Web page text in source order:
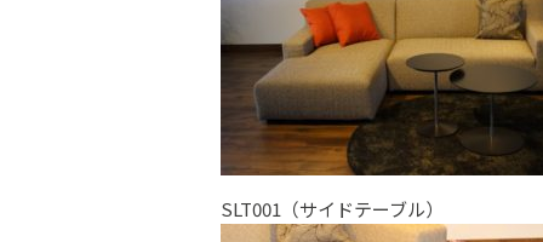
SLT001（サイドテーブル）